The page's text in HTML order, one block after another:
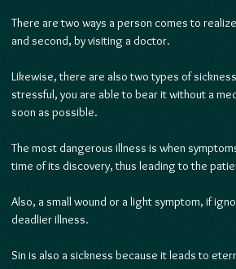
There are two ways a person comes to
and second, by visiting a doctor.
Likewise, there are also two types of
stressful, you are able to bear it without a
soon as possible.
The most dangerous illness is when
time of its discovery, thus leading to the
Also, a small wound or a light symptom, if
deadlier illness.
Sin is also a sickness because it leads to